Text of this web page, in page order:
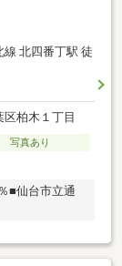
北四番丁駅 徒
柏木１丁目
写真あり
■仙台市立通